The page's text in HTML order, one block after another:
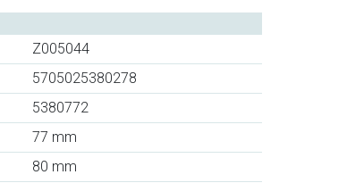
Z005044
5705025380278
5380772
77 mm
80 mm